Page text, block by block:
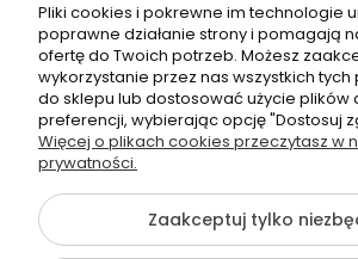
©2026 Wszelkie Prawa Zastrzeżone |
internetowy
Szablon Flex by
Pliki cookies i pokrewne im technologie
poprawne działanie strony i pomagają
ofertę do Twoich potrzeb. Możesz
wykorzystanie przez nas wszystkich tych
do sklepu lub dostosować użycie plików
preferencji, wybierając opcję "Dostosuj
Więcej o plikach cookies przeczytasz w
prywatności.
Zaakceptuj tylko